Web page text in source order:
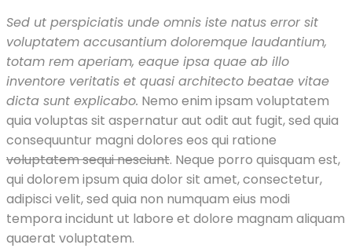
Sed ut perspiciatis unde omnis iste natus error sit
voluptatem accusantium doloremque laudantium,
totam rem aperiam, eaque ipsa quae ab illo
inventore veritatis et quasi architecto beatae vitae
dicta sunt explicabo. Nemo enim ipsam voluptatem
quia voluptas sit aspernatur aut odit aut fugit, sed quia
consequuntur magni dolores eos qui ratione
voluptatem sequi nesciunt. Neque porro quisquam est,
qui dolorem ipsum quia dolor sit amet, consectetur,
adipisci velit, sed quia non numquam eius modi
tempora incidunt ut labore et dolore magnam aliquam
quaerat voluptatem.